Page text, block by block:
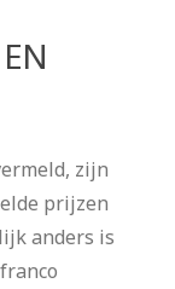
zijn
prijzen
anders is